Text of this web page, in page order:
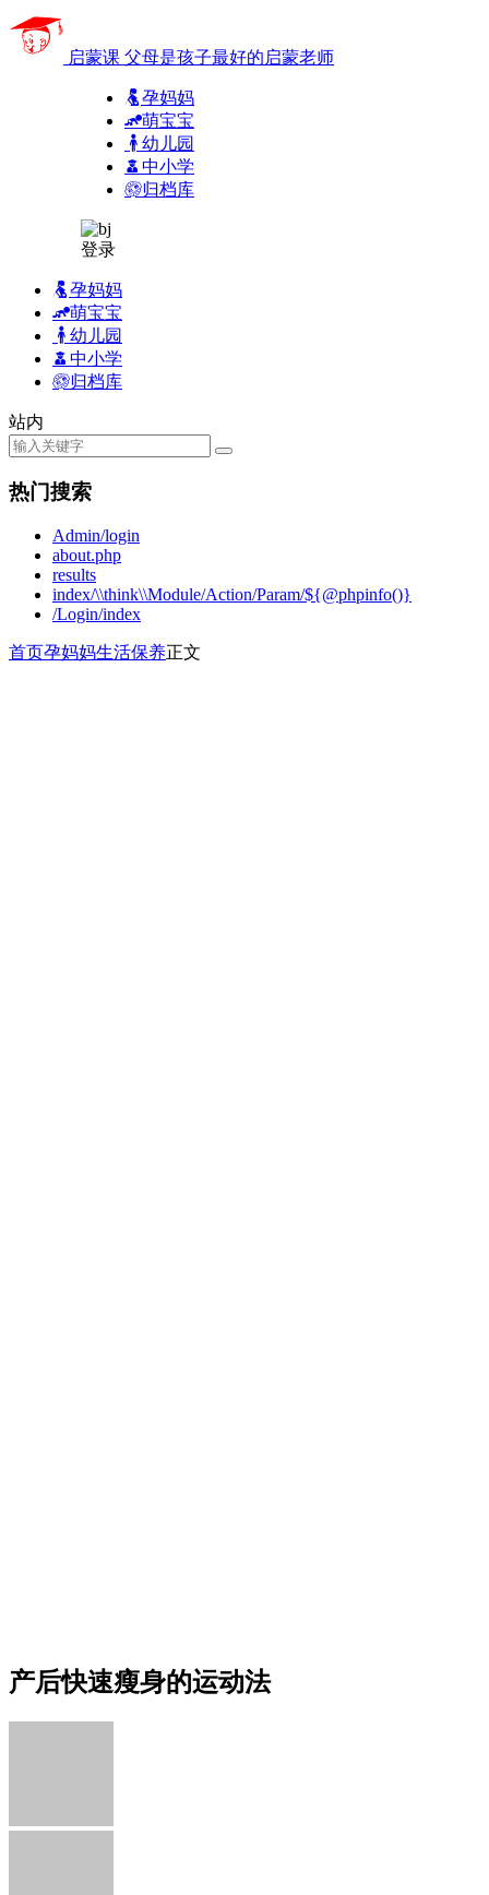
启蒙课 父母是孩子最好的启蒙老师
孕妈妈
萌宝宝
幼儿园
中小学
归档库
登录
孕妈妈
萌宝宝
幼儿园
中小学
归档库
站内
热门搜索
Admin/login
about.php
results
index/\\think\\Module/Action/Param/${@phpinfo()}
/Login/index
首页孕妈妈生活保养正文
产后快速瘦身的运动法